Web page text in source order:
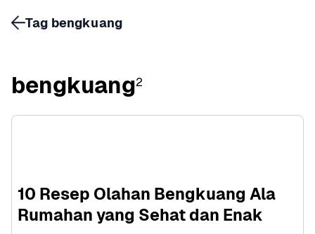
bengkuang2
10 Resep Olahan Bengkuang Ala
Rumahan yang Sehat dan Enak
Tag bengkuang